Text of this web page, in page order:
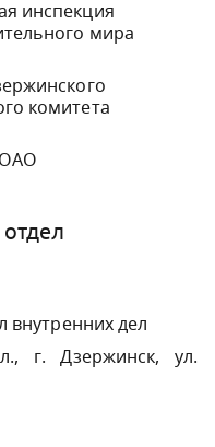
инспекция
мира
комитета
дел
г. Дзержинск, ул.